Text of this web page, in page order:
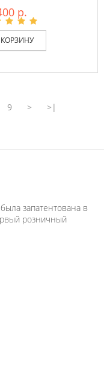
р.
9 > >|
запатентована в
розничный